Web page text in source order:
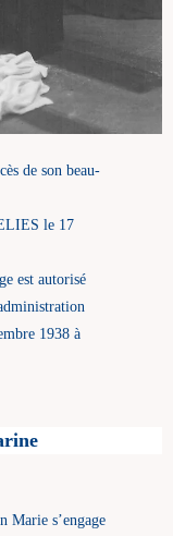
de son beau-
le 17
est autorisé
1938 à
Marie s’engage